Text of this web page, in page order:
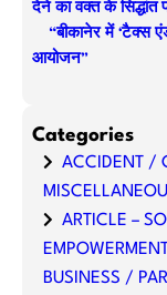
देने का वक्त के सिद्धांत
“बीकानेर में ‘टैक्स
आयोजन”
Categories
ACCIDENT /
ARTICLE –
BUSINESS /